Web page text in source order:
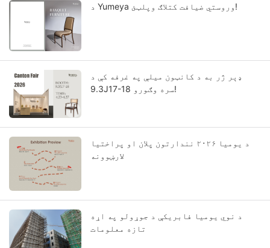
د Yumeya وروستي ضیافت کتلاګ وپلټئ!
ډېر ژر به د کانټون میلې په غرفه کې د
9.3J17-18 سره وګورو!
د یومیا ۲۰۲۶ نندارتون پلان او پراختیا
لارښوونه
د نوي یومیا فابریکې د جوړولو په اړه
تازه معلومات